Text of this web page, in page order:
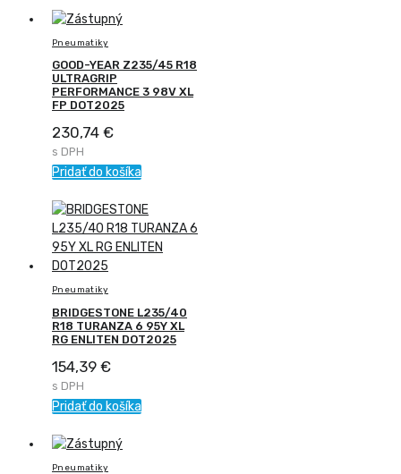
Pneumatiky
GOOD-YEAR Z235/45 R18
ULTRAGRIP
PERFORMANCE 3 98V XL
FP DOT2025
230,74 €
s DPH
Pridať do košíka
Pneumatiky
BRIDGESTONE L235/40
R18 TURANZA 6 95Y XL
RG ENLITEN DOT2025
154,39 €
s DPH
Pridať do košíka
Pneumatiky